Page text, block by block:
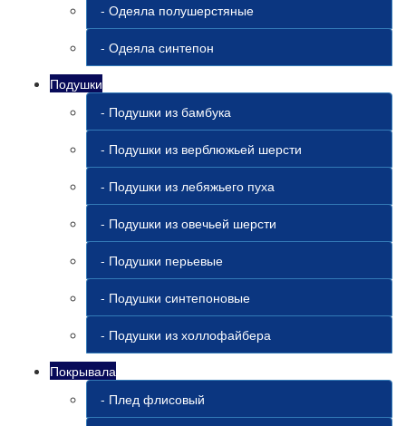
- Одеяла полушерстяные
- Одеяла синтепон
Подушки
- Подушки из бамбука
- Подушки из верблюжьей шерсти
- Подушки из лебяжьего пуха
- Подушки из овечьей шерсти
- Подушки перьевые
- Подушки синтепоновые
- Подушки из холлофайбера
Покрывала
- Плед флисовый